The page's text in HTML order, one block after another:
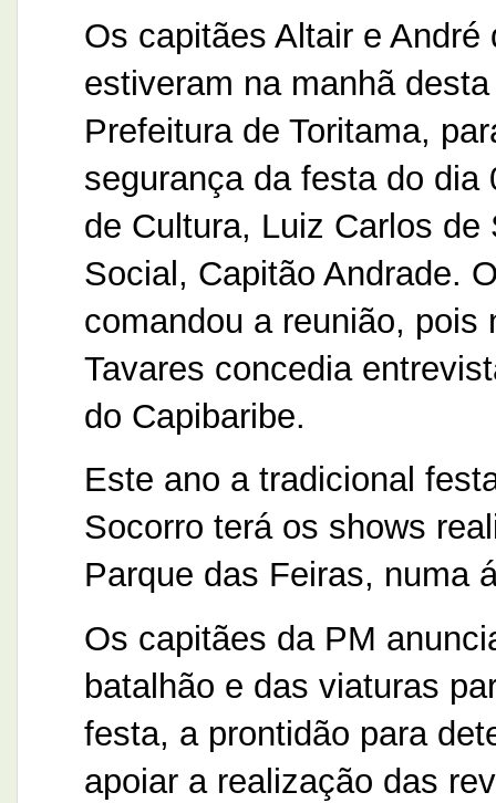
Os capitães Altair e
estiveram na manhã
Prefeitura de Toritama,
segurança da festa do
de Cultura, Luiz Carlos
Social, Capitão Andrade.
comandou a reunião,
Tavares concedia
do Capibaribe.
Este ano a tradicional
Socorro terá os shows
Parque das Feiras, numa
Os capitães da PM
batalhão e das viaturas
festa, a prontidão para
apoiar a realização das